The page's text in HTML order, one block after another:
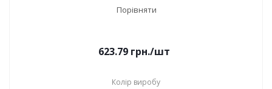
Порівняти
623.79грн./шт
Колір виробу